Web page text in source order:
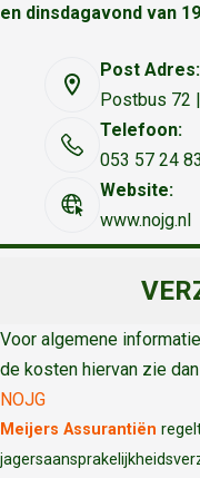
en dinsdagavond van
Post Adres:
Postbus 72
Telefoon:
053 57 24
Website:
www.nojg.nl
Voor algemene
de kosten hiervan zie
NOJG
Meijers Assurantiën